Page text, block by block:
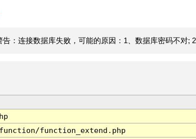
告：连接数据库失败，可能的原因：1、数据库密码不对; 2
function_extend.php